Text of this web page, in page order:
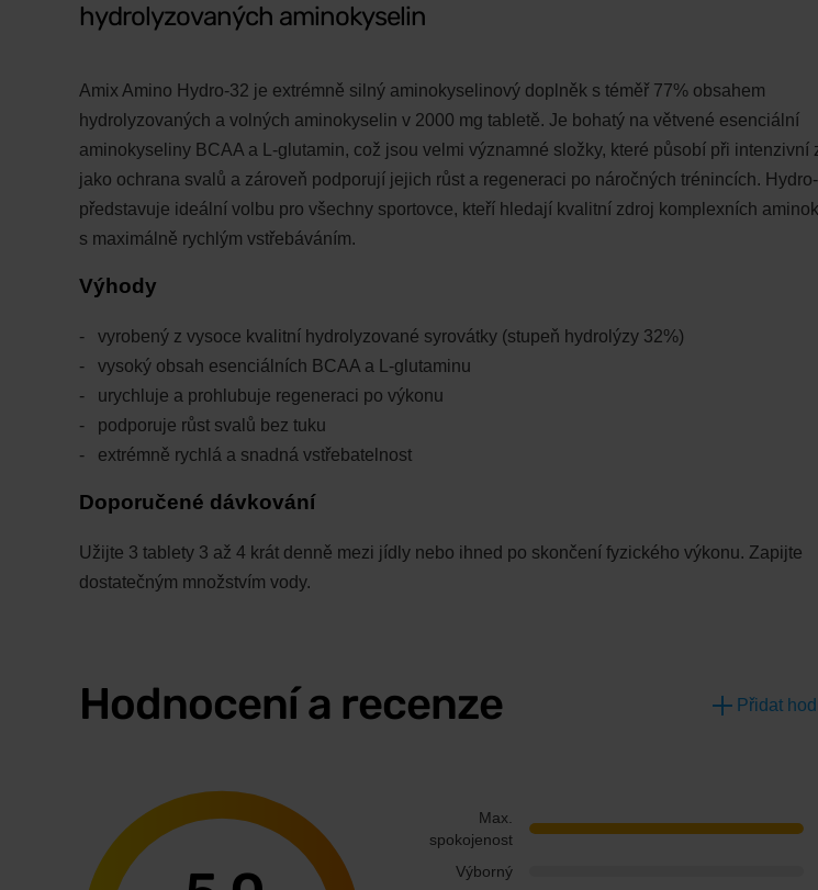
hydrolyzovaných aminokyselin
Amix Amino Hydro-32 je extrémně silný aminokyselinový doplněk s téměř 77% obsahem
hydrolyzovaných a volných aminokyselin v 2000 mg tabletě. Je bohatý na větvené esenciální
aminokyseliny BCAA a L-glutamin, což jsou velmi významné složky, které působí při intenzivní
jako ochrana svalů a zároveň podporují jejich růst a regeneraci po náročných trénincích.
představuje ideální volbu pro všechny sportovce, kteří hledají kvalitní zdroj komplexních
s maximálně rychlým vstřebáváním.
Výhody
vyrobený z vysoce kvalitní hydrolyzované syrovátky (stupeň hydrolýzy 32%)
vysoký obsah esenciálních BCAA a L-glutaminu
urychluje a prohlubuje regeneraci po výkonu
podporuje růst svalů bez tuku
extrémně rychlá a snadná vstřebatelnost
Doporučené dávkování
Užijte 3 tablety 3 až 4 krát denně mezi jídly nebo ihned po skončení fyzického výkonu. Zapijte
dostatečným množstvím vody.
Hodnocení a recenze Přidat
Max.
spokojenost
Výborný